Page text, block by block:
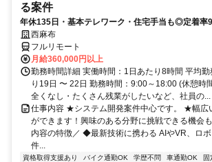
る案件
年休135日・基本テレワーク・住宅手当も◎定着
西麻布
フルリモート
月給360,000円以上
勤務時間詳細 実働時間：1日あたり8時間 平均
り19日 〜 22日 勤務時間：9:00～18:00 (休憩
全くなし・たくさん残業がしたいなど、社員の...
仕事内容 ★システム開発案件中心です。 ★幅広
ができます！興味のある分野に挑戦できる機会
内容の特徴／ ◆最新技術に携わる AIやVR、ロ
件...
資格取得支援あり バイク通勤OK 学歴不問 車通勤OK 固